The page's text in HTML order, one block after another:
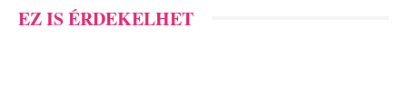
EZ IS ÉRDEKELHET